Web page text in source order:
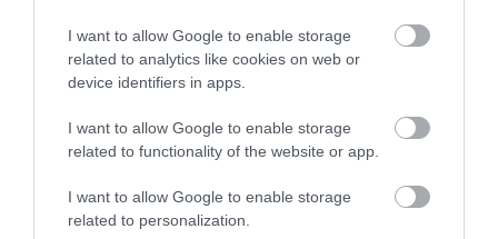
I want to allow Google to enable storage
related to analytics like cookies on web or
device identifiers in apps.
I want to allow Google to enable storage
related to functionality of the website or app.
I want to allow Google to enable storage
related to personalization.
persze uniós forrásokból. És akkor ne legyen
gyanús…
A silány minőségű kivitelezésnek egyetlen